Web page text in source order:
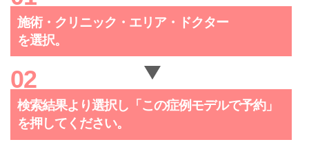
施術・クリニック・ エリア・ドクター
を選択。
検索結果より選択し「この症例モデルで予約」
を押してください。